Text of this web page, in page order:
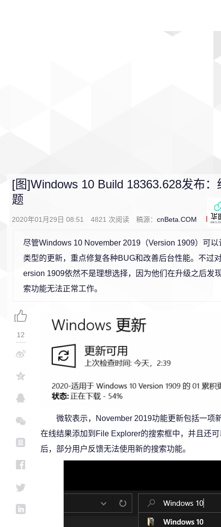
[图]Windows 10 Build 18363.628发布
题
2020年01月29日 08:51 4821 次阅读 稿源： cnBeta.COM 0
尽管Windows 10 November 2019（Version 1909）可
类型的更新，重点修复各种BUG和改善后台性能。不过
ersion 1909依然不是理想选择，因为他们在升级之后发
索功能无法正常工作。
微软表示，November 2019功能更新包括一项
在线结果添加到File Explorer的搜索框中，并且还
后，部分用户反馈无法使用新的搜索功能。
12